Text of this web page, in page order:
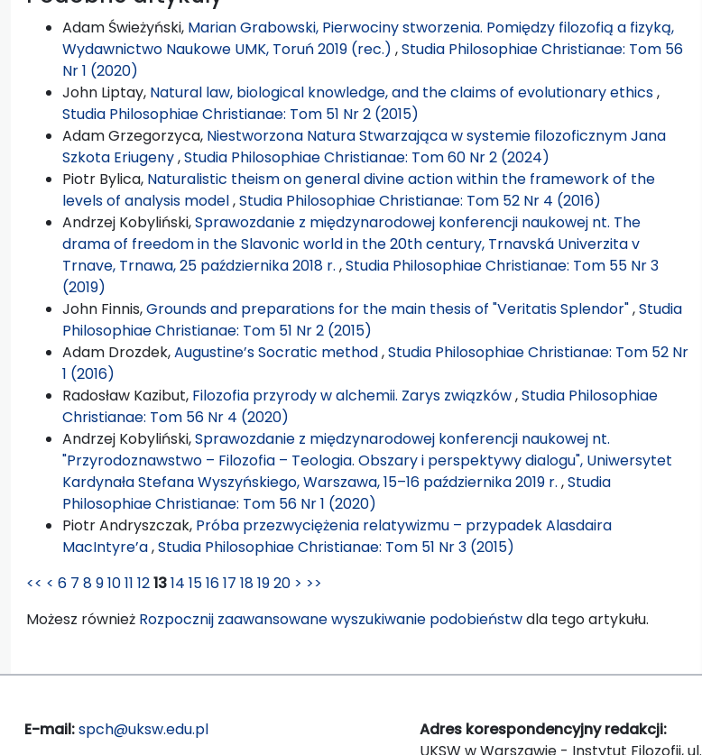
Adam Świeżyński, Marian Grabowski, Pierwociny stworzenia. Pomiędzy filozofią a fizyką,
Wydawnictwo Naukowe UMK, Toruń 2019 (rec.) ,Studia Philosophiae Christianae: Tom 56
Nr 1 (2020)
John Liptay, Natural law, biological knowledge, and the claims of evolutionary ethics,
Studia Philosophiae Christianae: Tom 51 Nr 2 (2015)
Adam Grzegorzyca, Niestworzona Natura Stwarzająca w systemie filozoficznym Jana
Szkota Eriugeny,Studia Philosophiae Christianae: Tom 60 Nr 2 (2024)
Piotr Bylica, Naturalistic theism on general divine action within the framework of the
levels of analysis model,Studia Philosophiae Christianae: Tom 52 Nr 4 (2016)
Andrzej Kobyliński,Sprawozdanie z międzynarodowej konferencji naukowej nt. The
drama of freedom in the Slavonic world in the 20th century, Trnavská Univerzita v
Trnave, Trnawa, 25 października 2018 r. ,Studia Philosophiae Christianae: Tom 55 Nr 3
(2019)
John Finnis,Grounds and preparations for the main thesis of "Veritatis Splendor",Studia
Philosophiae Christianae: Tom 51 Nr 2 (2015)
Adam Drozdek,Augustine’s Socratic method,Studia Philosophiae Christianae: Tom 52 Nr
1 (2016)
Radosław Kazibut, Filozofia przyrody w alchemii. Zarys związków,Studia Philosophiae
Christianae: Tom 56 Nr 4 (2020)
Andrzej Kobyliński,Sprawozdanie z międzynarodowej konferencji naukowej nt.
"Przyrodoznawstwo – Filozofia – Teologia. Obszary i perspektywy dialogu", Uniwersytet
Kardynała Stefana Wyszyńskiego, Warszawa, 15–16 października 2019 r. ,Studia
Philosophiae Christianae: Tom 56 Nr 1 (2020)
Piotr Andryszczak, Próba przezwyciężenia relatywizmu – przypadek Alasdaira
MacIntyre’a,Studia Philosophiae Christianae: Tom 51 Nr 3 (2015)
<< < 6 7 891011 121314 151617 181920 > >>
Możesz również Rozpocznij zaawansowane wyszukiwanie podobieństwdla tego artykułu.
E-mail:spch@uksw.edu.pl
Adres korespondencyjny redakcji: